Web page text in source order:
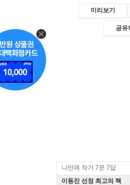
미리보기
공유
나민애 작가 7문 7답
이동진 선정 최고의 책